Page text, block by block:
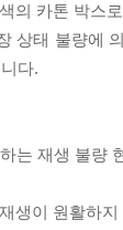
의 카톤 박스
상태 불량에
다.
는 재생 불량
생이 원활하